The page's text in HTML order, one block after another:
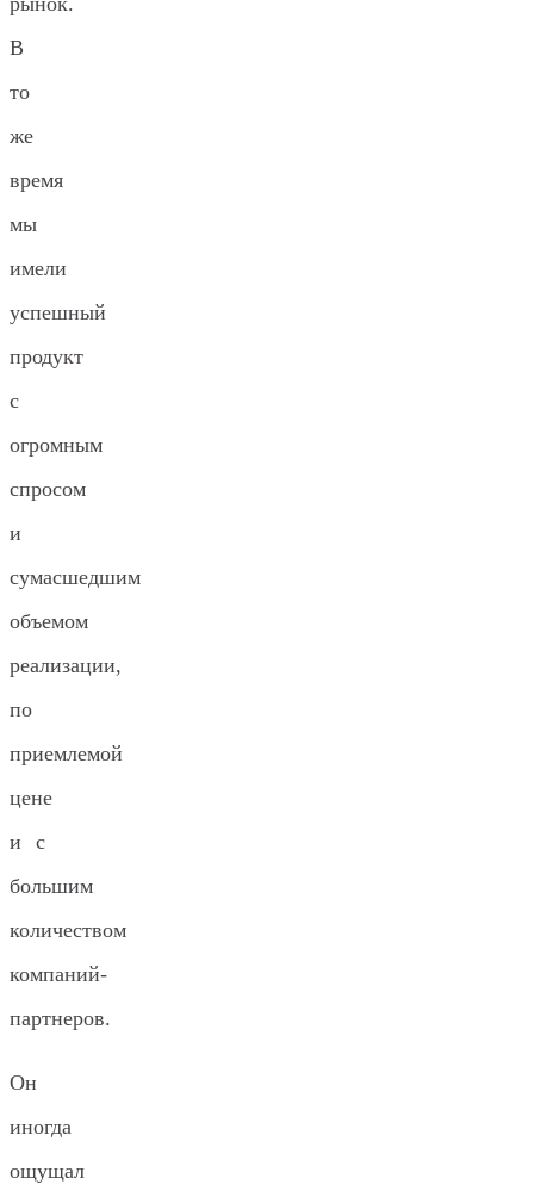
В
то
же
время
мы
имели
успешный
продукт
с
огромным
спросом
и
сумасшедшим
объемом
реализации,
по
приемлемой
цене
и с
большим
количеством
компаний-
партнеров.
Он
иногда
ощущал